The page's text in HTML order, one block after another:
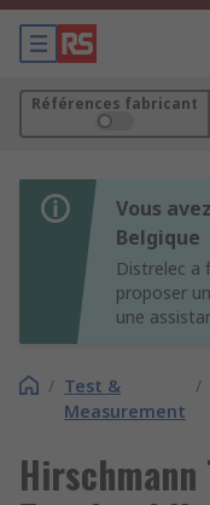
Références fabricant
Vous
Belgique
Distrelec a
proposer
une
/ Test &
Measurement
/
Hirschmann